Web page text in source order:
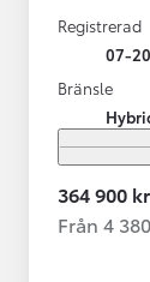
Registrerad
07-
Bränsle
364 900 kr
Från 4